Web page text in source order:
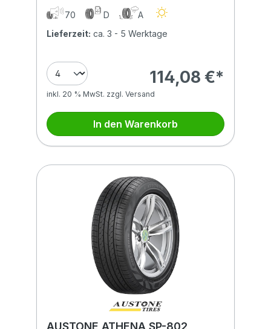
70 D
A
Lieferzeit: ca. 3 - 5 Werktage
114,08 €*
inkl. 20 % MwSt. zzgl. Versand
In den Warenkorb